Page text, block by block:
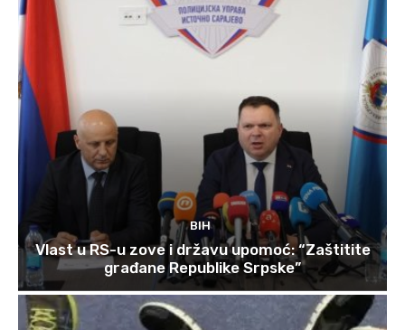
BIH
Vlast u RS-u zove i državu upomoć: “Zaštitite
građane Republike Srpske”